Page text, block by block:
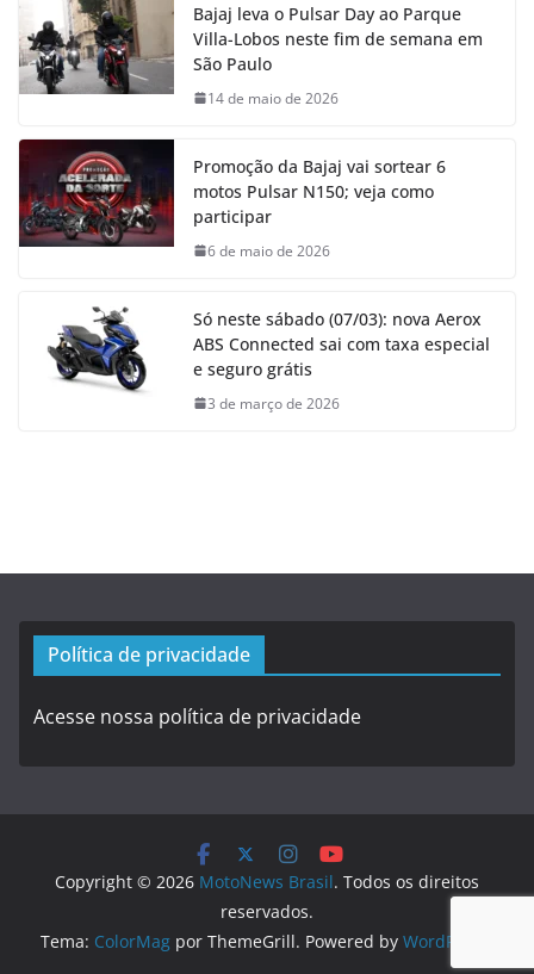
Bajaj leva o Pulsar Day ao Parque
Villa-Lobos neste fim de semana em
São Paulo
14 de maio de 2026
Promoção da Bajaj vai sortear 6
motos Pulsar N150; veja como
participar
6 de maio de 2026
Só neste sábado (07/03): nova Aerox
ABS Connected sai com taxa especial
e seguro grátis
3 de março de 2026
Política de privacidade
Acesse nossa política de privacidade
Copyright © 2026 MotoNews Brasil. Todos os direitos
reservados.
Tema: ColorMag por ThemeGrill. Powered by WordPress